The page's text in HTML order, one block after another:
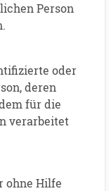
Person
oder
deren
für die
verarbeitet
ohne Hilfe